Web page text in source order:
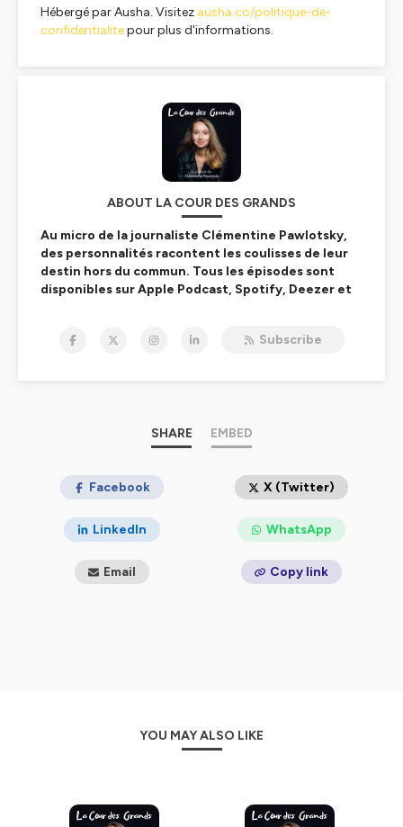
Hébergé par Ausha. Visitez ausha.co/politique-de-
confidentialitepour plus d'informations.
ABOUT LA COUR DES GRANDS
Au micro de la journaliste Clémentine Pawlotsky,
des personnalités racontent les coulisses de leur
destin hors du commun. Tous les épisodes sont
disponibles sur Apple Podcast, Spotify, Deezer et
Subscribe
SHARE EMBED
Facebook X (Twitter)
LinkedIn WhatsApp
Email Copy link
YOU MAY ALSO LIKE